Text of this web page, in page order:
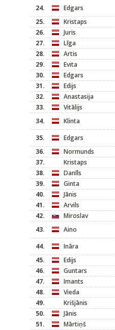
24.
Edgars
25.
Kristaps
26.
Juris
27.
Līga
28.
Artis
29.
Evita
30.
Edgars
31.
Edijs
32.
Anastasija
33.
Vitālijs
34.
Klinta
35.
Edgars
36.
Normunds
37.
Kristaps
38.
Danīls
39.
Ginta
40.
Jānis
41.
Arvils
42.
Miroslav
43.
Aino
44.
Ināra
45.
Edijs
46.
Guntars
47.
Imants
48.
Vieda
49.
Krišjānis
50.
Jānis
51.
Mārtiņš